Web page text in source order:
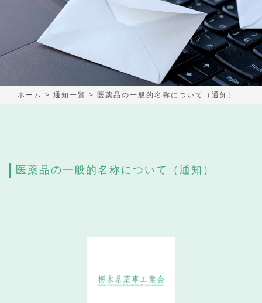
ホーム > 通知一覧 > 医薬品の一般的名称について（通知）
医薬品の一般的名称について（通知）